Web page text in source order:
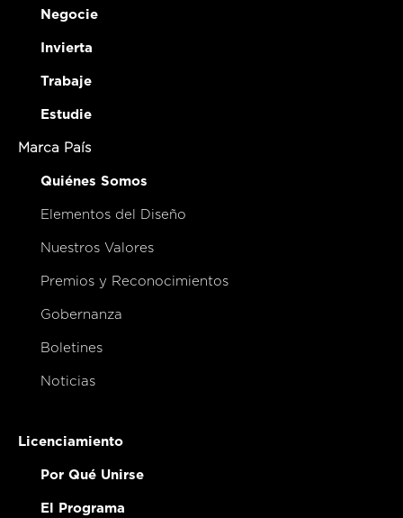
Negocie
Invierta
Trabaje
Estudie
Marca País
Quiénes Somos
Elementos del Diseño
Nuestros Valores
Premios y Reconocimientos
Gobernanza
Boletines
Noticias
Licenciamiento
Por Qué Unirse
El Programa